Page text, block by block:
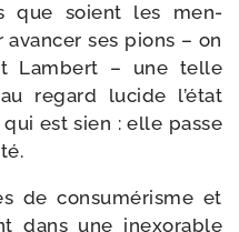
que soient les men­
ses pions – on
Lambert – une telle
regard lucide l’état
est sien : elle passe
de consu­mé­risme et
dans une inexo­rable